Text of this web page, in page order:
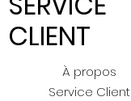
CLIENT
À propos
Service Client